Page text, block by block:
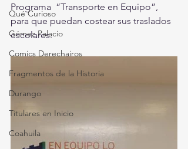
Qué Curioso
Gómez Palacio
Comics Derechairos
Fragmentos de la Historia
Durango
Titulares en Inicio
Coahuila
Programa  “Transporte en Equipo”,
para que puedan costear sus traslados
escolares.